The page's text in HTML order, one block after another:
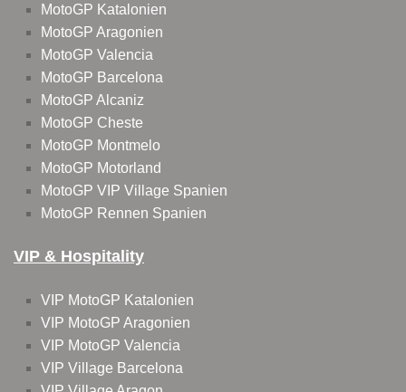
MotoGP Katalonien
MotoGP Aragonien
MotoGP Valencia
MotoGP Barcelona
MotoGP Alcaniz
MotoGP Cheste
MotoGP Montmelo
MotoGP Motorland
MotoGP VIP Village Spanien
MotoGP Rennen Spanien
VIP & Hospitality
VIP MotoGP Katalonien
VIP MotoGP Aragonien
VIP MotoGP Valencia
VIP Village Barcelona